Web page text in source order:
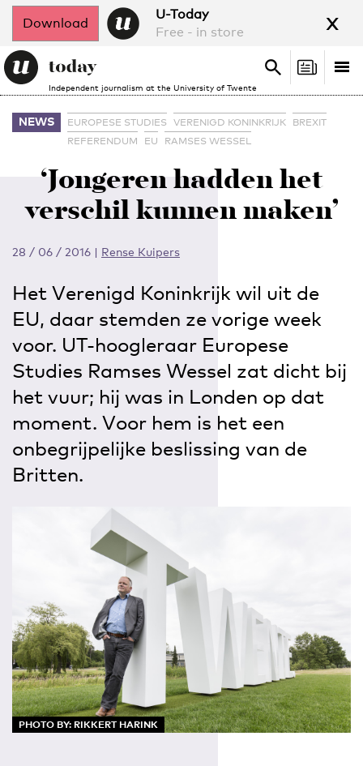
Download
U-Today
Free - in store
x
Independent journalism at the University of Twente
Search
Search
NEWS EUROPESE STUDIES VERENIGD KONINKRIJK
BREXIT
REFERENDUM
EU RAMSES WESSEL
‘Jongeren hadden het
verschil kunnen maken’
28 / 06 / 2016 | Rense Kuipers
Het Verenigd Koninkrijk wil uit de
EU, daar stemden ze vorige week
voor. UT-hoogleraar Europese
Studies Ramses Wessel zat dicht bij
het vuur; hij was in Londen op dat
moment. Voor hem is het een
onbegrijpelijke beslissing van de
Britten.
PHOTO BY: RIKKERT HARINK